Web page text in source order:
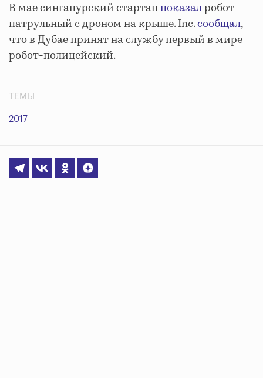
В мае сингапурский стартаппоказалробот-
патрульный с дроном на крыше. Inc.сообщал,
что в Дубае принят на службу первый в мире
робот-полицейский.
ТЕМЫ
2017